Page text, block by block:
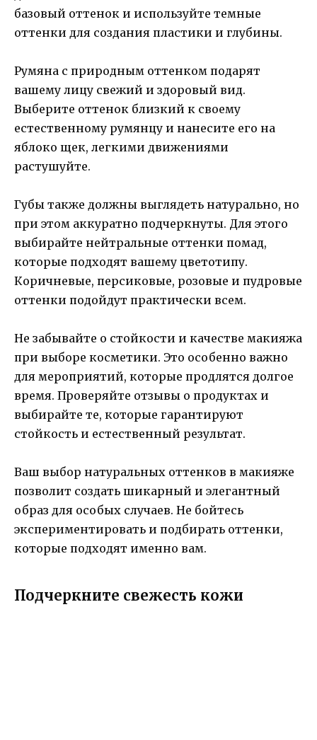
базовый оттенок и используйте темные
оттенки для создания пластики и глубины.
Румяна с природным оттенком подарят
вашему лицу свежий и здоровый вид.
Выберите оттенок близкий к своему
естественному румянцу и нанесите его на
яблоко щек, легкими движениями
растушуйте.
Губы также должны выглядеть натурально, но
при этом аккуратно подчеркнуты. Для этого
выбирайте нейтральные оттенки помад,
которые подходят вашему цветотипу.
Коричневые, персиковые, розовые и пудровые
оттенки подойдут практически всем.
Не забывайте о стойкости и качестве макияжа
при выборе косметики. Это особенно важно
для мероприятий, которые продлятся долгое
время. Проверяйте отзывы о продуктах и
выбирайте те, которые гарантируют
стойкость и естественный результат.
Ваш выбор натуральных оттенков в макияже
позволит создать шикарный и элегантный
образ для особых случаев. Не бойтесь
экспериментировать и подбирать оттенки,
которые подходят именно вам.
Подчеркните свежесть кожи